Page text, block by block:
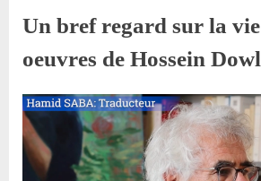
Un bref regard sur la vie
oeuvres de Hossein
Posted
on
25 février 2024
By
مازیار دولت‌آبدی